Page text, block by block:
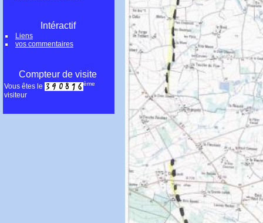
Intéractif
Liens
vos commentaires
Compteur de visite
Vous êtes le ème
visiteur